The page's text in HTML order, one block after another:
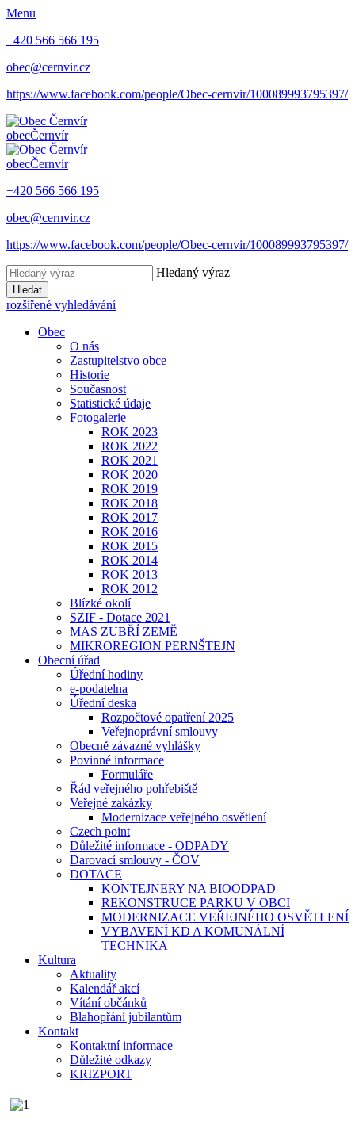
Menu
+420 566 566 195
obec@cernvir.cz
https://www.facebook.com/people/Obec-cernvir/100089993795397/
obecČernvír
obecČernvír
+420 566 566 195
obec@cernvir.cz
https://www.facebook.com/people/Obec-cernvir/100089993795397/
Hledaný výraz
Hledat
rozšířené vyhledávání
Obec
O nás
Zastupitelstvo obce
Historie
Současnost
Statistické údaje
Fotogalerie
ROK 2023
ROK 2022
ROK 2021
ROK 2020
ROK 2019
ROK 2018
ROK 2017
ROK 2016
ROK 2015
ROK 2014
ROK 2013
ROK 2012
Blízké okolí
SZIF - Dotace 2021
MAS ZUBŘÍ ZEMĚ
MIKROREGION PERNŠTEJN
Obecní úřad
Úřední hodiny
e-podatelna
Úřední deska
Rozpočtové opatření 2025
Veřejnoprávní smlouvy
Obecně závazné vyhlášky
Povinné informace
Formuláře
Řád veřejného pohřebiště
Veřejné zakázky
Modernizace veřejného osvětlení
Czech point
Důležité informace - ODPADY
Darovací smlouvy - ČOV
DOTACE
KONTEJNERY NA BIOODPAD
REKONSTRUCE PARKU V OBCI
MODERNIZACE VEŘEJNÉHO OSVĚTLENÍ
VYBAVENÍ KD A KOMUNÁLNÍ
TECHNIKA
Kultura
Aktuality
Kalendář akcí
Vítání občánků
Blahopřání jubilantům
Kontakt
Kontaktní informace
Důležité odkazy
KRIZPORT